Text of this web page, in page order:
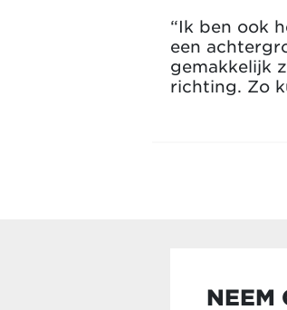
“Ik ben ook
een
gemakkelijk
richting. Zo
NEEM